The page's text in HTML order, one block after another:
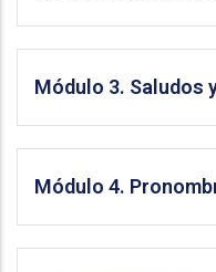
Módulo 3. Saludos
Módulo 4.